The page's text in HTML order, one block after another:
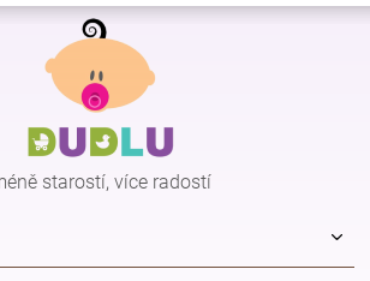
c
p
r
v
k
y
v
á
n
starostí, více radostí